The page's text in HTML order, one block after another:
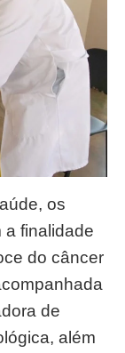
os
a finalidade
do câncer
de
além